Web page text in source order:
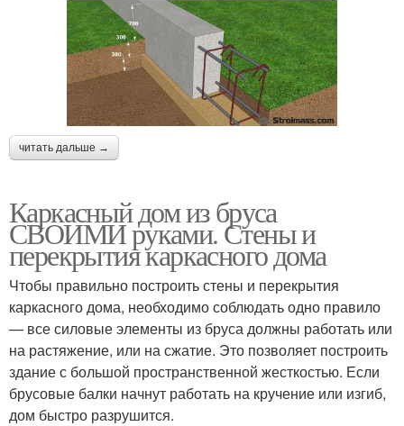
читать дальше →
Каркасный дом из бруса
СВОИМИ руками. Стены и
перекрытия каркасного дома
Чтобы правильно построить стены и перекрытия
каркасного дома, необходимо соблюдать одно правило
— все силовые элементы из бруса должны работать или
на растяжение, или на сжатие. Это позволяет построить
здание с большой пространственной жесткостью. Если
брусовые балки начнут работать на кручение или изгиб,
дом быстро разрушится.